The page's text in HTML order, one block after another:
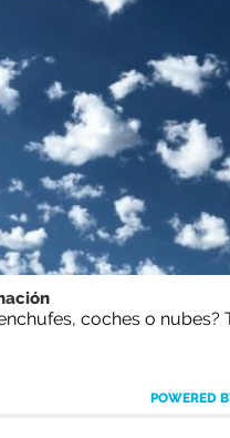
coches o nubes?
POWERED